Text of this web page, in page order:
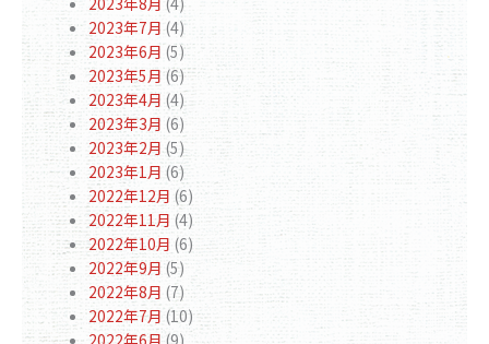
2023年7月(4)
2023年6月 (5)
2023年5月 (6)
2023年4月 (4)
2023年3月 (6)
2023年2月(5)
2023年1月 (6)
2022年12月 (6)
2022年11月 (4)
2022年10月 (6)
2022年9月(5)
2022年8月 (7)
2022年7月(10)